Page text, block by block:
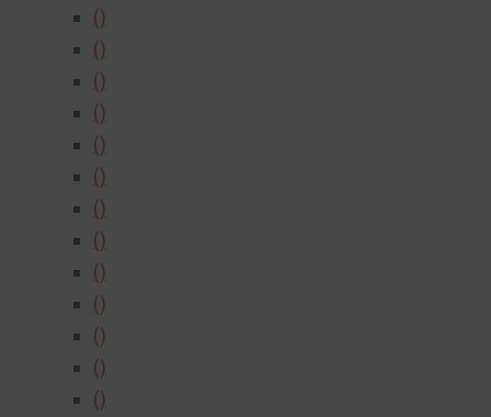
()
()
()
()
()
()
()
()
()
()
()
()
()